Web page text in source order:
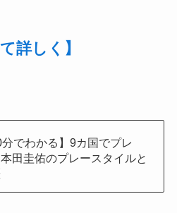
詳しく】
分でわかる】9カ国でプレ
田圭佑のプレースタイルと